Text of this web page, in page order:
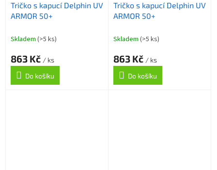
Tričko s kapucí Delphin UV
ARMOR 50+
Skladem (>5 ks)
863 Kč / ks
Do košíku
Tričko s kapucí Delphin UV
ARMOR 50+
Skladem (>5 ks)
863 Kč / ks
Do košíku